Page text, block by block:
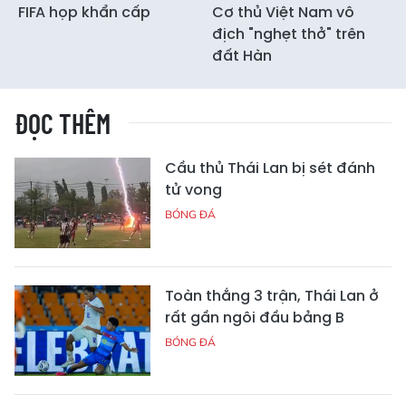
FIFA họp khẩn cấp
Cơ thủ Việt Nam vô
địch "nghẹt thở" trên
đất Hàn
ĐỌC THÊM
Cầu thủ Thái Lan bị sét đánh
tử vong
BÓNG ĐÁ
Toàn thắng 3 trận, Thái Lan ở
rất gần ngôi đầu bảng B
BÓNG ĐÁ